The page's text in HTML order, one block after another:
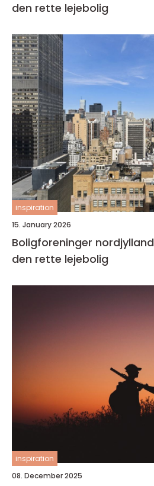
den rette lejebolig
inspiration
15. January 2026
Boligforeninger nordjylland sådan finder du
den rette lejebolig
inspiration
08. December 2025